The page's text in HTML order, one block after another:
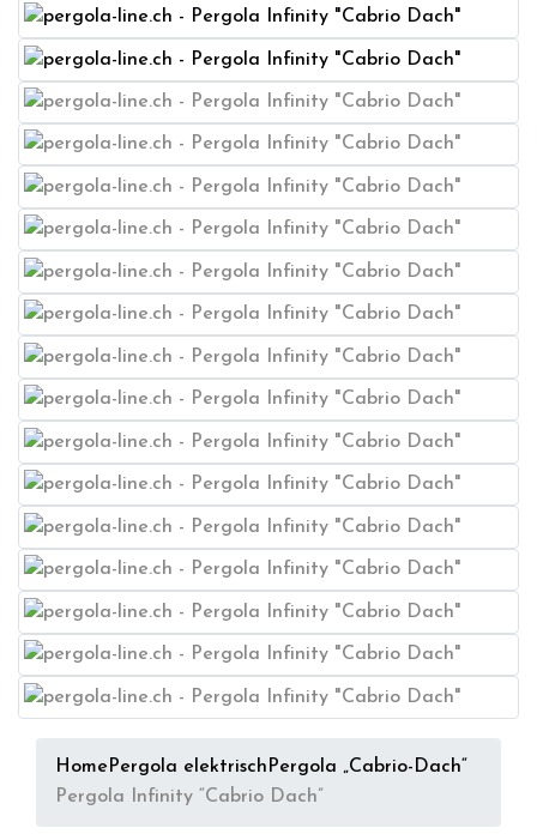
Home Pergola elektrisch Pergola „Cabrio-Dach“
Pergola Infinity “Cabrio Dach”